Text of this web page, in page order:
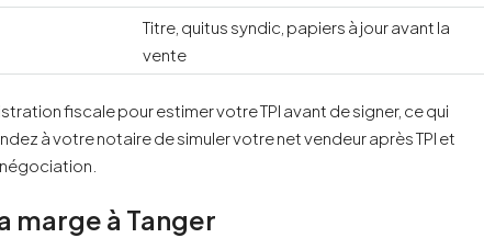
Titre, quitus syndic, papiers à jour avant la
vente
fiscale pour estimer votre TPI avant de signer, ce qui
à votre notaire de simuler votre net vendeur après TPI et
marge à Tanger